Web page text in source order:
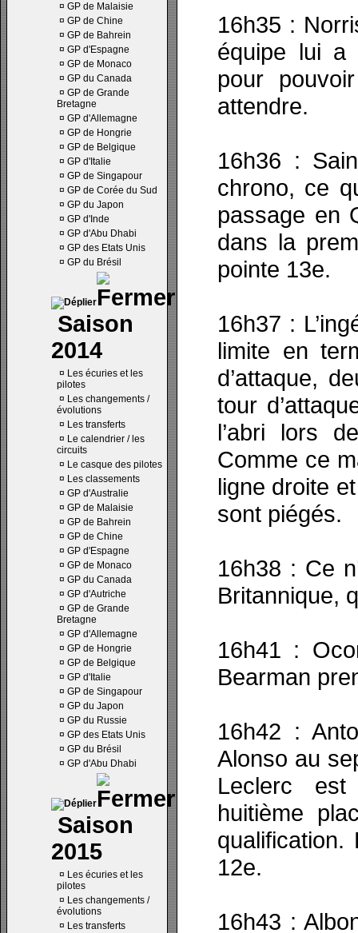
¤ GP de Malaisie
¤ GP de Chine
¤ GP de Bahrein
¤ GP d'Espagne
¤ GP de Monaco
¤ GP du Canada
¤ GP de Grande
Bretagne
¤ GP d'Allemagne
¤ GP de Hongrie
¤ GP de Belgique
¤ GP d'Italie
¤ GP de Singapour
¤ GP de Corée du Sud
¤ GP du Japon
¤ GP d'Inde
¤ GP d'Abu Dhabi
¤ GP des Etats Unis
¤ GP du Brésil
Saison
2014
¤ Les écuries et les
pilotes
¤ Les changements /
évolutions
¤ Les transferts
¤ Le calendrier / les
circuits
¤ Le casque des pilotes
¤ Les classements
¤ GP d'Australie
¤ GP de Malaisie
¤ GP de Bahrein
¤ GP de Chine
¤ GP d'Espagne
¤ GP de Monaco
¤ GP du Canada
¤ GP d'Autriche
¤ GP de Grande
Bretagne
¤ GP d'Allemagne
¤ GP de Hongrie
¤ GP de Belgique
¤ GP d'Italie
¤ GP de Singapour
¤ GP du Japon
¤ GP du Russie
¤ GP des Etats Unis
¤ GP du Brésil
¤ GP d'Abu Dhabi
Saison
2015
¤ Les écuries et les
pilotes
¤ Les changements /
évolutions
¤ Les transferts
16h35 :
équipe lui a
pour
attendre.
16h36 :
chrono, ce
passage en
dans la
pointe 13e.
16h37 :
limite en
d’attaque,
tour
l’abri lors
Comme ce
ligne droite
sont piégés.
16h38 : Ce
Britannique,
16h41 :
Bearman
16h42 :
Alonso au
Leclerc
huitième
12e.
16h43 :